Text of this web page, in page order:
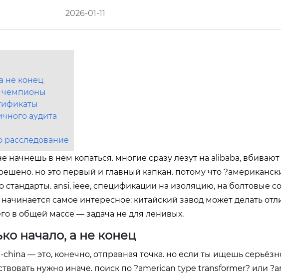
2026-01-11
не конец
чемпионы
аудита
расследование
начнёшь в нём копаться. многие сразу лезут на alibaba, вбивают
но это первый и главный капкан. потому что
стандарты. ansi, ieee, спецификации на изоляцию, на болтовые
начинается самое интересное: китайский завод может делать
в общей массе — задача не для ленивых.
начало, а не конец
— это, конечно, отправная точка. но если ты ищешь
нужно иначе. поиск по ?american type transformer? или